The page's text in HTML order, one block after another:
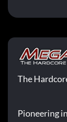
The
Pioneering